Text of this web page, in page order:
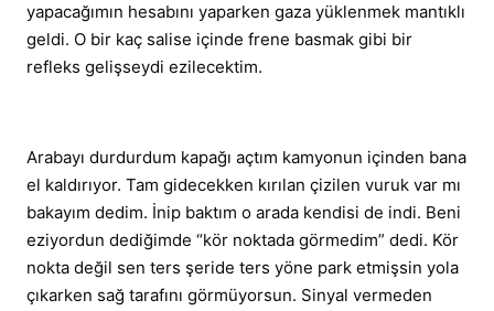
yapacağımın hesabını yaparken gaza yüklenmek mantıklı
geldi. O bir kaç salise içinde frene basmak gibi bir
refleks gelişseydi ezilecektim.
Arabayı durdurdum kapağı açtım kamyonun içinden bana
el kaldırıyor. Tam gidecekken kırılan çizilen vuruk var mı
bakayım dedim. İnip baktım o arada kendisi de indi. Beni
eziyordun dediğimde “kör noktada görmedim” dedi. Kör
nokta değil sen ters şeride ters yöne park etmişsin yola
çıkarken sağ tarafını görmüyorsun. Sinyal vermeden